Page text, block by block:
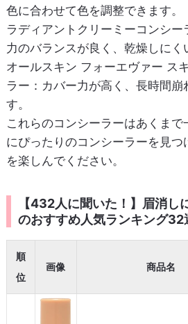
色に合わせて色を調整できます。
ラディアントクリーミーコンシ
力のバランスが良く、乾燥しにく
オールスキン フォーエヴァー ス
ラー：カバー力が高く、長時間
す。
これらのコンシーラーはあくま
にぴったりのコンシーラーを見つ
を楽しんでください。
【432人に聞いた！】眉消し
のおすすめ人気ランキング32
順
位
画像 商品名